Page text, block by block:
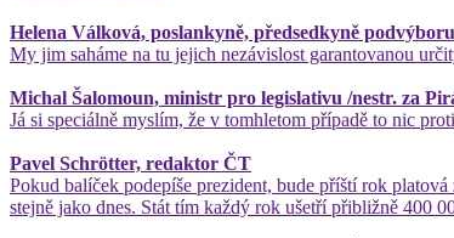
Helena Válková, poslankyně, předsedkyně
My jim saháme na tu jejich nezávislost garantovanou
Michal Šalomoun, ministr pro legislativu /nestr. za
Já si speciálně myslím, že v tomhletom případě to nic
Pavel Schrötter, redaktor ČT
Pokud balíček podepíše prezident, bude příští rok
stejně jako dnes. Stát tím každý rok ušetří přibližně 400